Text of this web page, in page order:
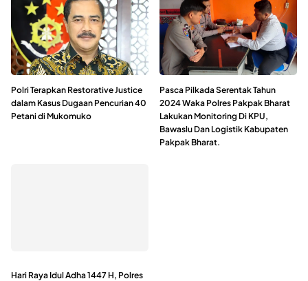
Polri Terapkan Restorative Justice
dalam Kasus Dugaan Pencurian 40
Petani di Mukomuko
Pasca Pilkada Serentak Tahun
2024 Waka Polres Pakpak Bharat
Lakukan Monitoring Di KPU,
Bawaslu Dan Logistik Kabupaten
Pakpak Bharat.
Hari Raya Idul Adha 1447 H, Polres